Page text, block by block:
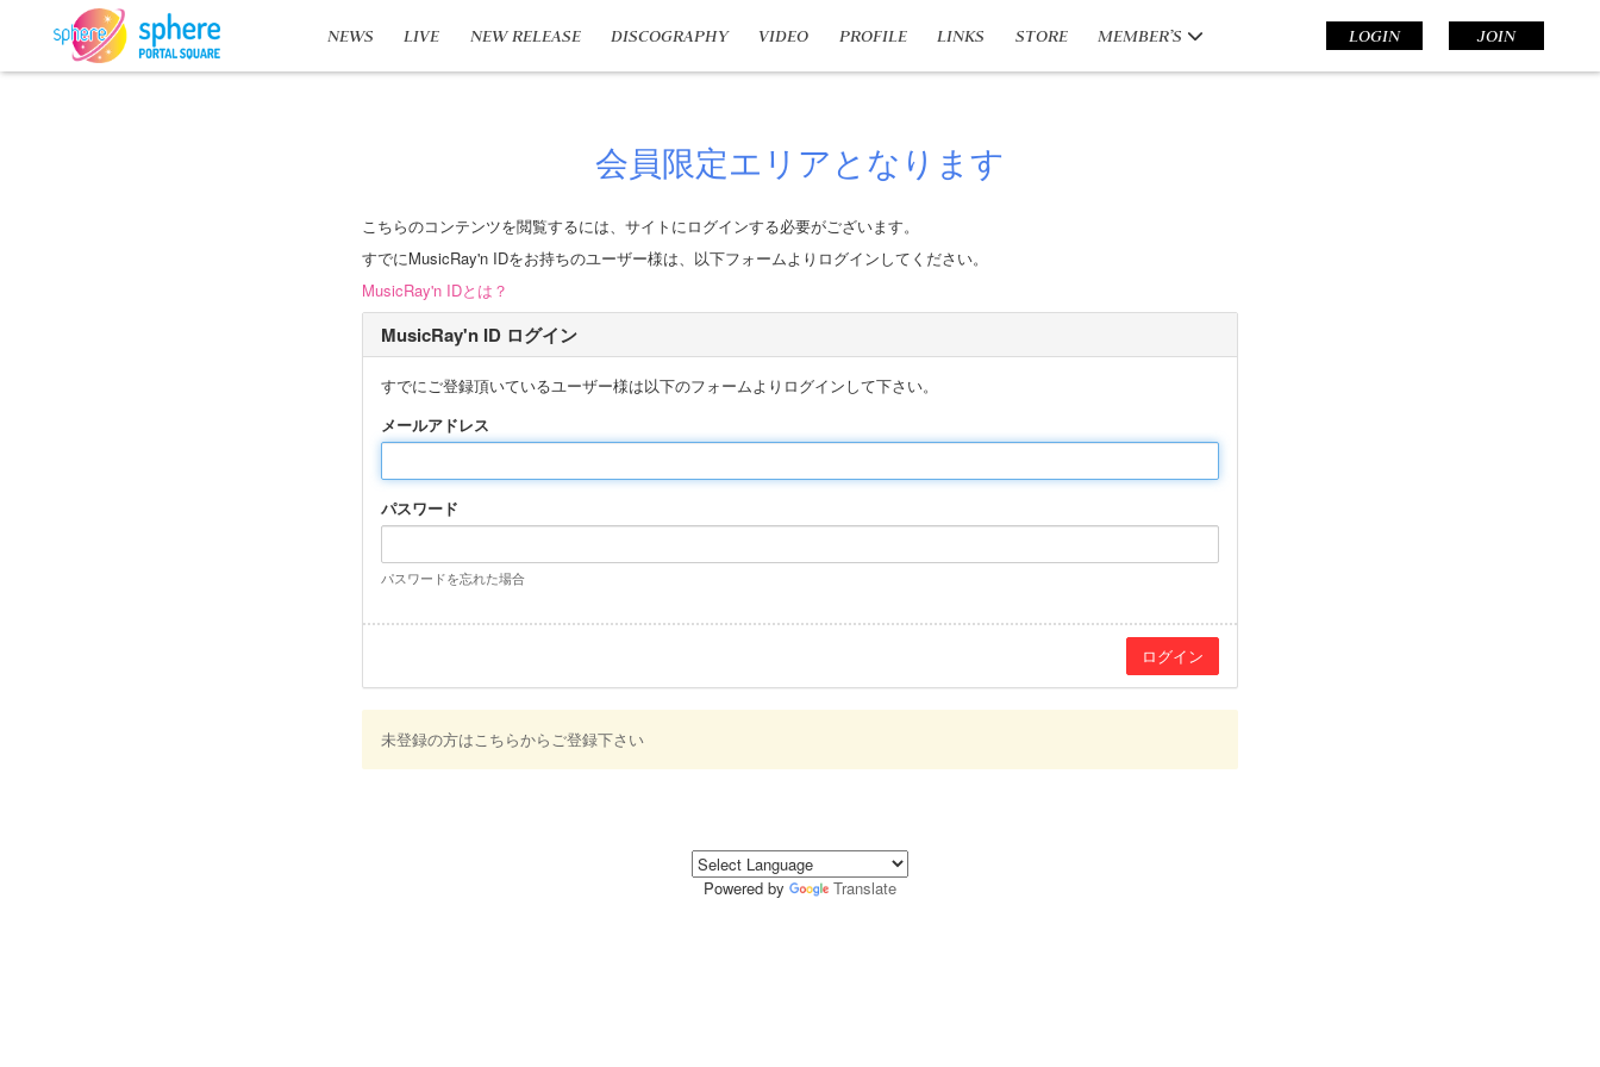
NEWS LIVE NEW RELEASE DISCOGRAPHY VIDEO PROFILE LINKS STORE MEMBER’S LOGIN JOIN
会員限定エリアとなります
こちらのコンテンツを閲覧するには、サイトにログインする必要がございます。
すでにMusicRay'n IDをお持ちのユーザー様は、以下フォームよりログインしてください。
MusicRay'n IDとは？
MusicRay'n ID ログイン
すでにご登録頂いているユーザー様は以下のフォームよりログインして下さい。
メールアドレス
パスワード
パスワードを忘れた場合
未登録の方はこちらからご登録下さい
Powered by Translate